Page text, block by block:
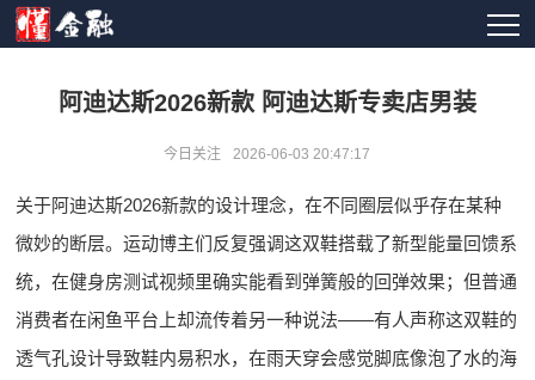
阿迪达斯2026新款 阿迪达斯专卖店男装
今日关注 2026-06-03 20:47:17
关于阿迪达斯2026新款的设计理念，在不同圈层似乎存在某种
微妙的断层。运动博主们反复强调这双鞋搭载了新型能量回馈系
统，在健身房测试视频里确实能看到弹簧般的回弹效果；但普通
消费者在闲鱼平台上却流传着另一种说法——有人声称这双鞋的
透气孔设计导致鞋内易积水，在雨天穿会感觉脚底像泡了水的海